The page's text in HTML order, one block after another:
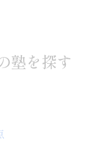
塾を探す